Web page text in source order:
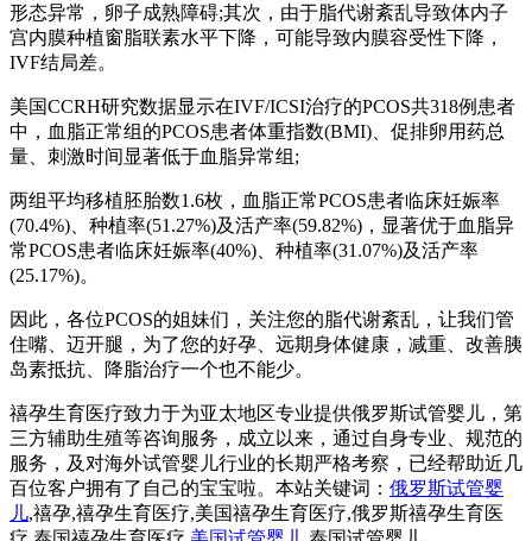
形态异常，卵子成熟障碍;其次，由于脂代谢紊乱导致体内子
宫内膜种植窗脂联素水平下降，可能导致内膜容受性下降，
IVF结局差。
美国CCRH研究数据显示在IVF/ICSI治疗的PCOS共318例患者
中，血脂正常组的PCOS患者体重指数(BMI)、促排卵用药总
量、刺激时间显著低于血脂异常组;
两组平均移植胚胎数1.6枚，血脂正常PCOS患者临床妊娠率
(70.4%)、种植率(51.27%)及活产率(59.82%)，显著优于血脂异
常PCOS患者临床妊娠率(40%)、种植率(31.07%)及活产率
(25.17%)。
因此，各位PCOS的姐妹们，关注您的脂代谢紊乱，让我们管
住嘴、迈开腿，为了您的好孕、远期身体健康，减重、改善胰
岛素抵抗、降脂治疗一个也不能少。
禧孕生育医疗致力于为亚太地区专业提供俄罗斯试管婴儿，第
三方辅助生殖等咨询服务，成立以来，通过自身专业、规范的
服务，及对海外试管婴儿行业的长期严格考察，已经帮助近几
百位客户拥有了自己的宝宝啦。本站关键词： 俄罗斯试管婴
儿,禧孕,禧孕生育医疗,美国禧孕生育医疗,俄罗斯禧孕生育医